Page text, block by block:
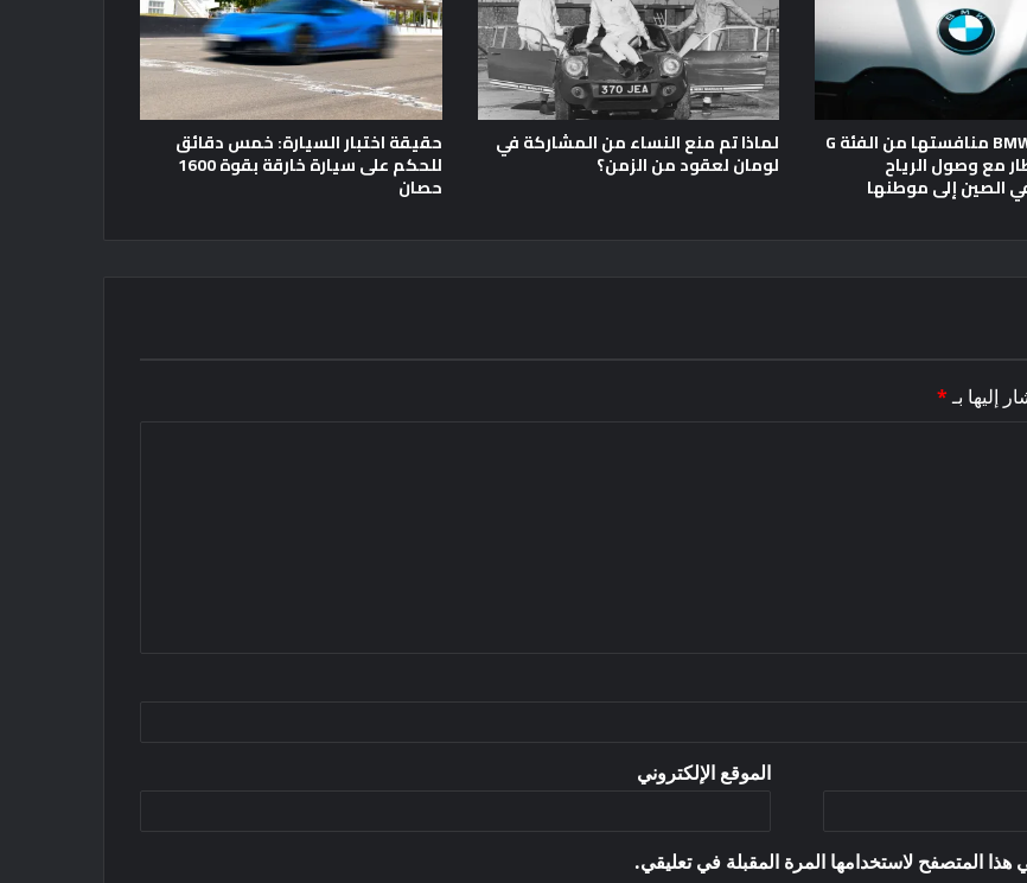
تضع شركة BMW منافستها من الفئة G
مع وصول الرياح
الصين إلى موطنها
لماذا تم منع النساء من المشاركة في
لومان لعقود من الزمن؟
حقيقة اختبار السيارة: خمس دقائق
للحكم على سيارة خارقة بقوة 1600
حصان
إليها بـ*
الموقع الإلكتروني
المتصفح لاستخدامها المرة المقبلة في تعليقي.